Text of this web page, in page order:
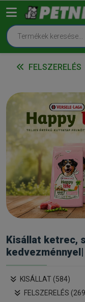
FELSZERELÉS
Kisállat ketrec,
KISÁLLAT (584)
FELSZERELÉS